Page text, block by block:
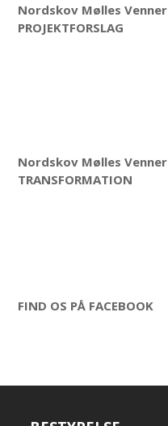
Nordskov Mølles Venner
PROJEKTFORSLAG
Nordskov Mølles Venner
TRANSFORMATION
FIND OS PÅ FACEBOOK